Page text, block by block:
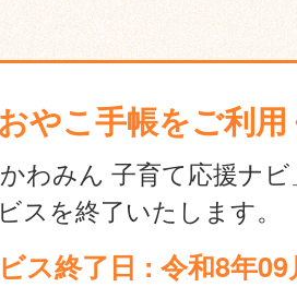
やこ手帳をご利
かわみん 子育て応援ナ
スを終了いたします。
ス終了日 : 令和8年09